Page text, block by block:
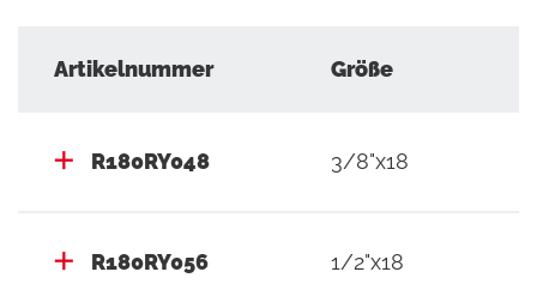
Artikelnummer Größe
R180RY048 3/8"x18
R180RY056 1/2"x18